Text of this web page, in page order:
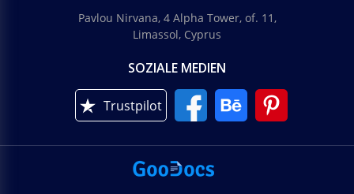
Pavlou Nirvana, 4 Alpha Tower, of. 11,
Limassol, Cyprus
SOZIALE MEDIEN
Trustpilot